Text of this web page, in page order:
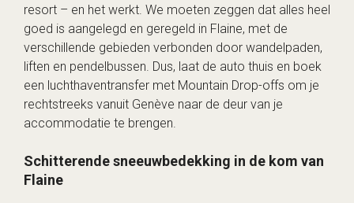
resort – en het werkt. We moeten zeggen dat alles heel
goed is aangelegd en geregeld in Flaine, met de
verschillende gebieden verbonden door wandelpaden,
liften en pendelbussen. Dus, laat de auto thuis en boek
een luchthaventransfer met Mountain Drop-offs om je
rechtstreeks vanuit Genève naar de deur van je
accommodatie te brengen.
Schitterende sneeuwbedekking in de kom van
Flaine